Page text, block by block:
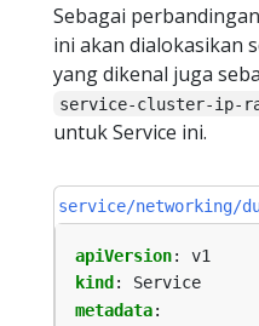
Sebagai
ini akan dialokasikan
yang dikenal juga
service-cluster-ip-
untuk Service ini.
service/networking/
apiVersion:
v1
kind :
Service
metadata: